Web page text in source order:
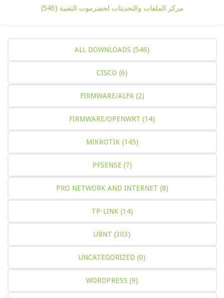
مركز الملفات والتحديثات لحضرموت التقنية (546)
ALL DOWNLOADS(546)
CISCO(6)
FIRMWARE/ALFA(2)
FIRMWARE/OPENWRT(14)
MIKROTIK(145)
PFSENSE(7)
PRO NETWORK AND INTERNET(8)
TP-LINK(14)
UBNT(303)
UNCATEGORIZED(0)
WORDPRESS(9)